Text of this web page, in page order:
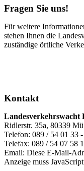
Fragen Sie uns!
Für weitere
stehen Ihnen die
zuständige örtliche
Kontakt
Landesverkehrswacht
Ridlerstr. 35a, 80339
Telefon: 089 / 54 01 33
Telefax: 089 / 54 07 58
Email: Diese E-Mail-
Anzeige muss